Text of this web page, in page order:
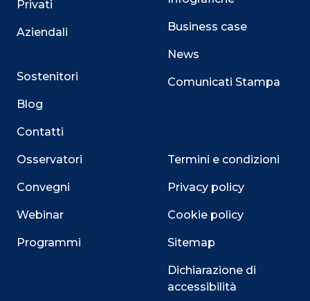
Privati
Aziendali
Sostenitori
Blog
Contatti
Osservatori
Convegni
Webinar
Programmi
Business case
News
Comunicati Stampa
Termini e condizioni
Privacy policy
Cookie policy
Sitemap
Dichiarazione di
accessibilità